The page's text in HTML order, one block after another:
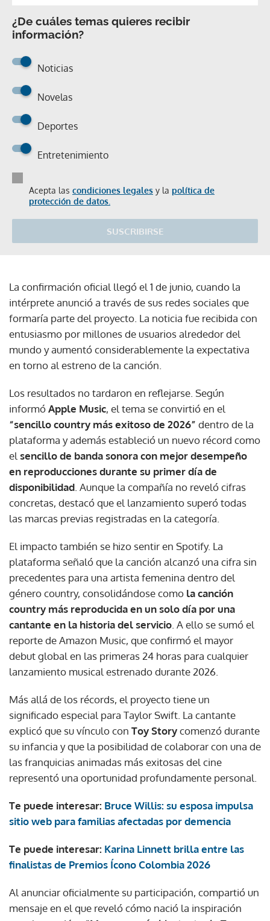
¿De cuáles temas quieres recibir
información?
Noticias
Novelas
Deportes
Entretenimiento
Acepta las condiciones legales y la política de
protección de datos.
SUSCRIBIRSE
La confirmación oficial llegó el 1 de junio, cuando la
intérprete anunció a través de sus redes sociales que
formaría parte del proyecto. La noticia fue recibida con
entusiasmo por millones de usuarios alrededor del
mundo y aumentó considerablemente la expectativa
en torno al estreno de la canción.
Los resultados no tardaron en reflejarse. Según
informóApple Music, el tema se convirtió en el
“sencillo country más exitoso de 2026” dentro de la
plataforma y además estableció un nuevo récord como
el sencillo de banda sonora con mejor desempeño
en reproducciones durante su primer día de
disponibilidad . Aunque la compañía no reveló cifras
concretas, destacó que el lanzamiento superó todas
las marcas previas registradas en la categoría.
El impacto también se hizo sentir en Spotify. La
plataforma señaló que la canción alcanzó una cifra sin
precedentes para una artista femenina dentro del
género country, consolidándose como la canción
country más reproducida en un solo día por una
cantante en la historia del servicio . A ello se sumó el
reporte de Amazon Music, que confirmó el mayor
debut global en las primeras 24 horas para cualquier
lanzamiento musical estrenado durante 2026.
Más allá de los récords, el proyecto tiene un
significado especial para Taylor Swift. La cantante
explicó que su vínculo con Toy Storycomenzó durante
su infancia y que la posibilidad de colaborar con una de
las franquicias animadas más exitosas del cine
representó una oportunidad profundamente personal.
Te puede interesar: Bruce Willis: su esposa impulsa
sitio web para familias afectadas por demencia
Te puede interesar: Karina Linnett brilla entre las
finalistas de Premios Ícono Colombia 2026
Al anunciar oficialmente su participación, compartió un
mensaje en el que reveló cómo nació la inspiración